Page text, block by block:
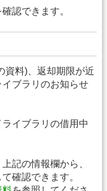
認できます。
資料)、返却期限が近
ブラリのお知らせ
イブラリの借用中
記の情報欄から、
確認できます。